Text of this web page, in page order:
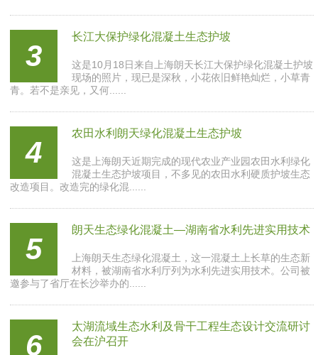
3
长江大保护绿化混凝土生态护坡
这是10月18日来自上海朗天长江大保护绿化混凝土护坡
现场的照片，现已是深秋，小花依旧鲜艳灿烂，小草青
青。若不是亲见，又何......
4
农田水利朗天绿化混凝土生态护坡
这是上海朗天近期完成的现代农业产业园农田水利绿化
混凝土生态护坡项目，不多见的农田水利硬质护坡生态
改造项目。改造完的绿化混......
5
朗天生态绿化混凝土—湖南省水利先进实用技术
上海朗天生态绿化混凝土，这一混凝土上长草的生态新
材料，被湖南省水利厅列为水利先进实用技术。公司被
邀参与了省厅在长沙举办的......
6
太湖流域生态水利及骨干工程生态设计交流研讨
会在沪召开